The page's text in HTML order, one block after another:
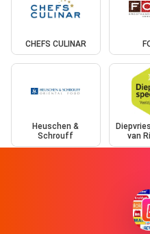
CHEFS CULINAR
Heuschen &
Schrouff
van